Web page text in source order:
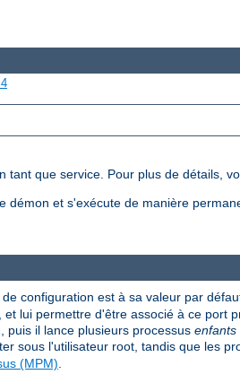
tant que service. Pour plus de détails,
démon et s'exécute de manière
configuration est à sa valeur par
lui permettre d'être associé à ce port
puis il lance plusieurs processus enfants
sous l'utilisateur root, tandis que les
(MPM)